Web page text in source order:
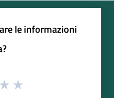
le informazioni